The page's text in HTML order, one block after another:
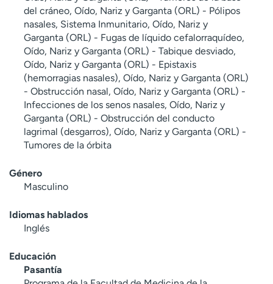
del cráneo, Oído, Nariz y Garganta (ORL) - Pólipos
nasales, Sistema Inmunitario, Oído, Nariz y
Garganta (ORL) - Fugas de líquido cefalorraquídeo,
Oído, Nariz y Garganta (ORL) - Tabique desviado,
Oído, Nariz y Garganta (ORL) - Epistaxis
(hemorragias nasales), Oído, Nariz y Garganta (ORL)
- Obstrucción nasal, Oído, Nariz y Garganta (ORL) -
Infecciones de los senos nasales, Oído, Nariz y
Garganta (ORL) - Obstrucción del conducto
lagrimal (desgarros), Oído, Nariz y Garganta (ORL) -
Tumores de la órbita
Género
Masculino
Idiomas hablados
Inglés
Educación
Pasantía